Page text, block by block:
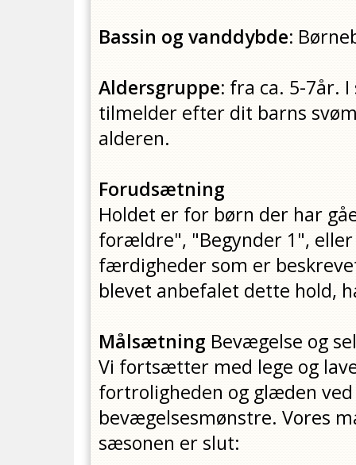
Bassin og vanddybde:
Aldersgruppe: fra ca. 5-7år.
tilmelder efter dit barns
alderen.
Forudsætning
Holdet er for børn der har
forældre", "Begynder 1",
færdigheder som er
blevet anbefalet dette hold,
Målsætning Bevægelse og
Vi fortsætter med lege og
fortroligheden og glæden
bevægelsesmønstre. Vores
sæsonen er slut: